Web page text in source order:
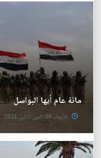
مائة عام أيها البواسل
الأربعاء 06 كانون الثاني 2021